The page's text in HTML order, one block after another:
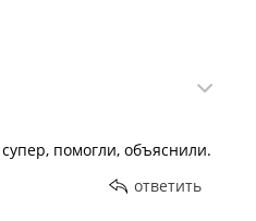
помогли, объяснили.
ответить